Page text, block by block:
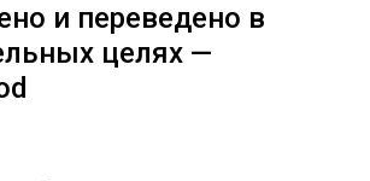
и переведено в
целях —